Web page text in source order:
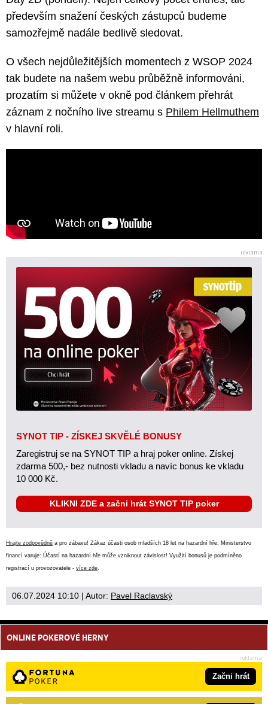
především snažení českých zástupců budeme
samozřejmě nadále bedlivě sledovat.
O všech nejdůležitějších momentech z WSOP 2024
tak budete na našem webu průběžně informováni,
prozatím si můžete v okně pod článkem přehrát
záznam z nočního live streamu s Philem Hellmuthem
v hlavní roli.
SYNOT TIP - ZÍSKEJ SKVĚLÉ BONUSY
Zaregistruj se na SYNOT TIP a hraj poker online. Získej
zdarma 500,- bez nutnosti vkladu a navíc bonus ke vkladu
10 000 Kč.
KLIKNI ZDE a začni hrát SYNOT TIP poker
Hrajte zodpovědně a pro zábavu! Zákaz účasti osob mladších 18 let na hazardní hře. Ministerstvo
financí varuje: Účastí na hazardní hře může vzniknout závislost! Využití bonusů je podmíněno
registrací u provozovatele - více zde
06.07.2024 10:10 | Autor: Pavel Raclavský
ONLINE POKEROVÉ HERNY
Začni hrát